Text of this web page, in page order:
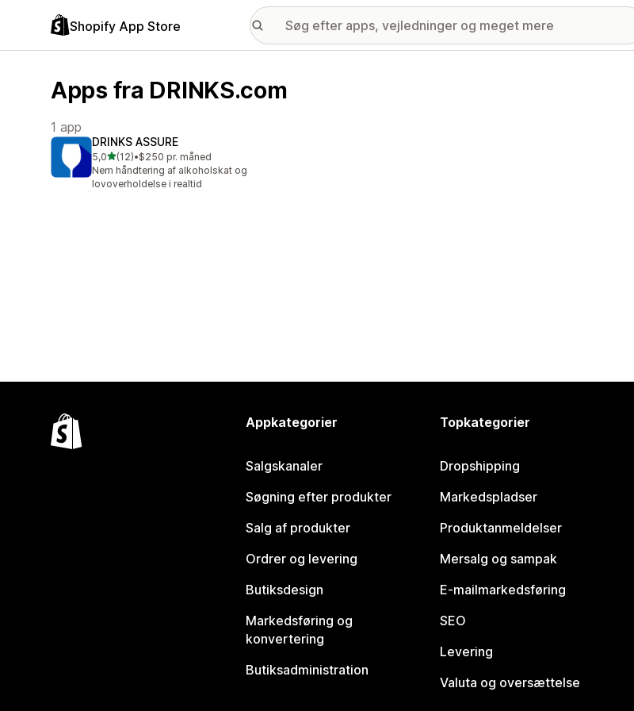
Shopify App Store
Apps fra DRINKS.com
1 app
DRINKS ASSURE
5,0ud af 5 stjerner
(12)
12 anmeldelser i alt
•$250 pr. måned
Nem håndtering af alkoholskat og
lovoverholdelse i realtid
Appkategorier
Salgskanaler
Søgning efter produkter
Salg af produkter
Ordrer og levering
Butiksdesign
Markedsføring og
konvertering
Butiksadministration
Topkategorier
Dropshipping
Markedspladser
Produktanmeldelser
Mersalg og sampak
E-mailmarkedsføring
SEO
Levering
Valuta og oversættelse